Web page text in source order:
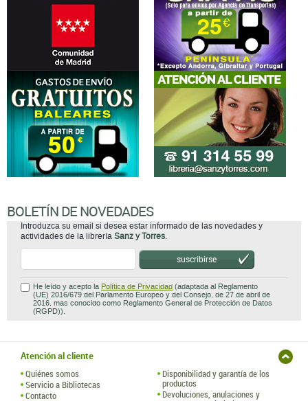
BOLETÍN DE NOVEDADES
Introduzca su email si desea estar informado de las novedades y
actividades de la librería Sanz y Torres.
suscribirse
He leído y acepto la Política de Privacidad (adaptada al Reglamento
(UE) 2016/679 del Parlamento Europeo y del Consejo, de 27 de abril de
2016, mas conocido como Reglamento General de Protección de Datos
(RGPD)).
Atención al cliente
Quiénes somos
Servicio a Bibliotecas
Contacto
Disponibilidad y garantía de los
productos
Devoluciones, anulaciones y